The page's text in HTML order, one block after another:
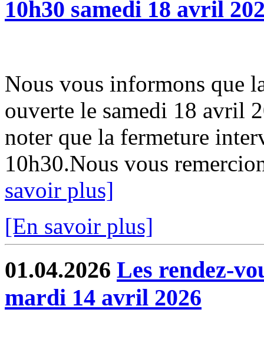
10h30 samedi 18 avril
Nous vous informons que
ouverte le samedi 18 avril
noter que la fermeture
10h30.Nous vous
savoir plus]
[En savoir plus]
01.04.2026 Les rendez-
mardi 14 avril 2026